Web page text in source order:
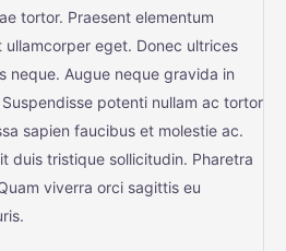
tortor. Praesent elementum
ullamcorper eget. Donec ultrices
neque. Augue neque gravida in
potenti nullam ac tortor
sapien faucibus et molestie ac.
duis tristique sollicitudin. Pharetra
viverra orci sagittis eu